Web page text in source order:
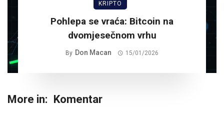
KRIPTO
Pohlepa se vraća: Bitcoin na
dvomjesečnom vrhu
By Don Macan 15/01/2026
More in: Komentar